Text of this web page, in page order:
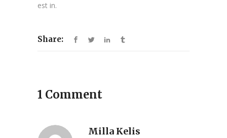
est in.
Share:
1 Comment
Milla Kelis